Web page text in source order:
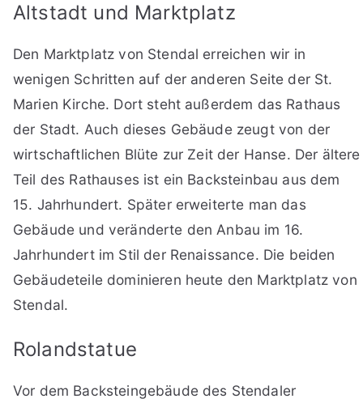
Altstadt und Marktplatz
Den Marktplatz von Stendal erreichen wir in
wenigen Schritten auf der anderen Seite der St.
Marien Kirche. Dort steht außerdem das Rathaus
der Stadt. Auch dieses Gebäude zeugt von der
wirtschaftlichen Blüte zur Zeit der Hanse. Der ältere
Teil des Rathauses ist ein Backsteinbau aus dem
15. Jahrhundert. Später erweiterte man das
Gebäude und veränderte den Anbau im 16.
Jahrhundert im Stil der Renaissance. Die beiden
Gebäudeteile dominieren heute den Marktplatz von
Stendal.
Rolandstatue
Vor dem Backsteingebäude des Stendaler